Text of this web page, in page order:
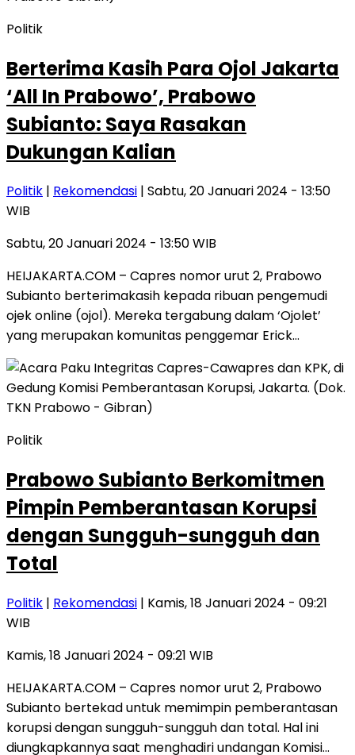
Politik
Berterima Kasih Para Ojol Jakarta
‘All In Prabowo’, Prabowo
Subianto: Saya Rasakan
Dukungan Kalian
Politik | Rekomendasi | Sabtu, 20 Januari 2024 - 13:50
WIB
Sabtu, 20 Januari 2024 - 13:50 WIB
HEIJAKARTA.COM – Capres nomor urut 2, Prabowo
Subianto berterimakasih kepada ribuan pengemudi
ojek online (ojol). Mereka tergabung dalam ‘Ojolet’
yang merupakan komunitas penggemar Erick…
Politik
Prabowo Subianto Berkomitmen
Pimpin Pemberantasan Korupsi
dengan Sungguh-sungguh dan
Total
Politik | Rekomendasi | Kamis, 18 Januari 2024 - 09:21
WIB
Kamis, 18 Januari 2024 - 09:21 WIB
HEIJAKARTA.COM – Capres nomor urut 2, Prabowo
Subianto bertekad untuk memimpin pemberantasan
korupsi dengan sungguh-sungguh dan total. Hal ini
diungkapkannya saat menghadiri undangan Komisi…